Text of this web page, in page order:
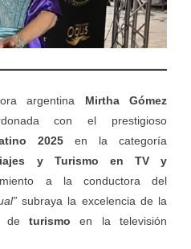
argentina Mirtha Gómez
con el prestigioso
2025 en la categoría
y Turismo en TV y
a la conductora del
”subraya la excelencia de la
deturismo en la televisión